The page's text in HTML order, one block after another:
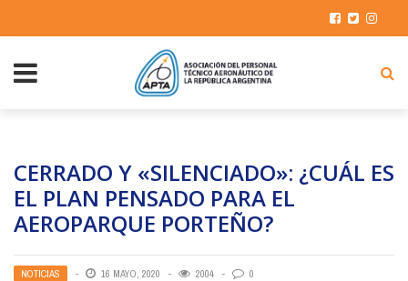
CERRADO Y «SILENCIADO»: ¿CUÁL ES
EL PLAN PENSADO PARA EL
AEROPARQUE PORTEÑO?
NOTICIAS 16 MAYO, 2020 2004 0